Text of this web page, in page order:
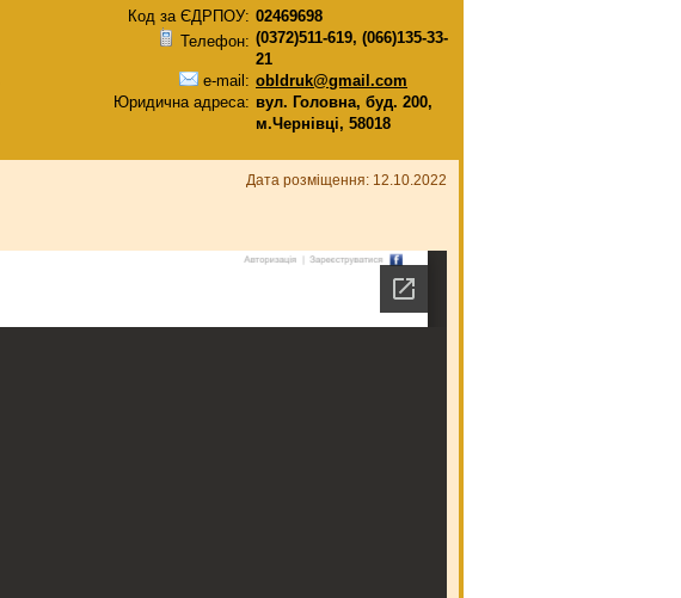
Код за ЄДРПОУ: 02469698
Телефон: (0372)511-619, (066)135-33-
21
e-mail: obldruk@gmail.com
Юридична адреса: вул. Головна, буд. 200,
м.Чернівці, 58018
Дата розміщення: 12.10.2022